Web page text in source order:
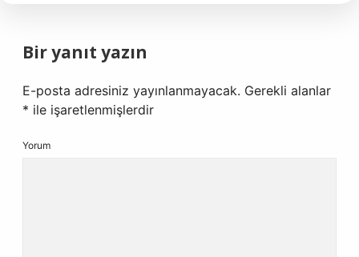
Bir yanıt yazın
E-posta adresiniz yayınlanmayacak. Gerekli alanlar
* ile işaretlenmişlerdir
Yorum